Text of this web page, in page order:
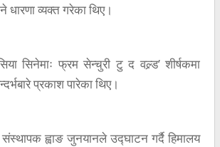
व्यक्त गरेका थिए।
सिनेमाः फ्रम सेन्चुरी टु द वल्र्ड’ शीर्षकमा
प्रकाश पारेका थिए।
संस्थापक ह्वाङ जुनयानले उद्घाटन गर्दै हिमालय